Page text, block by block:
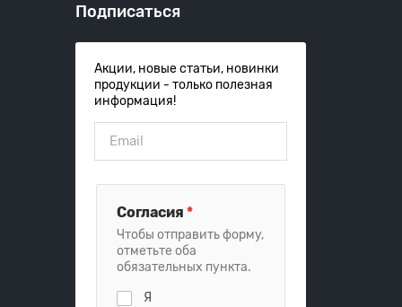
Подписаться
Акции, новые статьи, новинки
продукции - только полезная
информация!
Согласия *
Чтобы отправить форму,
отметьте оба
обязательных пункта.
Я